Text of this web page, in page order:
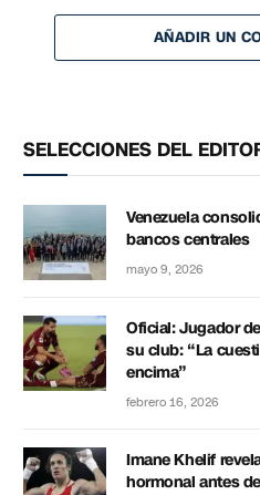
AÑADIR UN
SELECCIONES DEL
Venezuela
bancos centrales
mayo 9, 2026
Oficial: Jugador
su club: “La
encima”
febrero 16, 2026
Imane Khelif
hormonal antes